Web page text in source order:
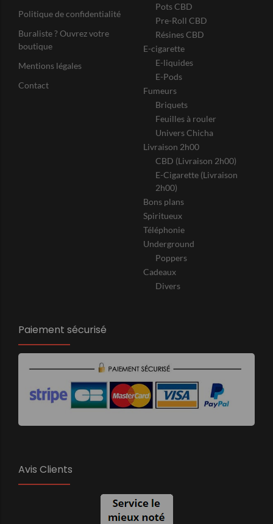
Politique de confidentialité
Buraliste ? Ouvrez votre
boutique
Mentions légales
Contact
Pots CBD
Pre-Roll CBD
Résines CBD
E-cigarette
E-liquides
E-Pods
Fumeurs
Briquets
Feuilles à rouler
Univers Chicha
Livraison 2h00
CBD (Livraison 2h00)
E-Cigarette (Livraison
2h00)
Bons plans
Spiritueux
Téléphonie
Underground
Poppers
Cadeaux
Divers
Paiement sécurisé
Avis Clients